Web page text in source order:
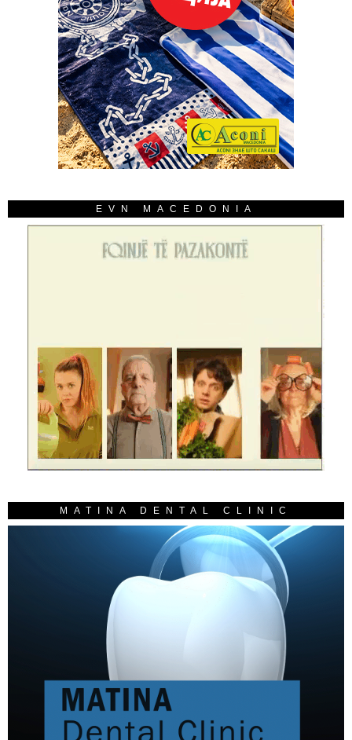
EVN MACEDONIA
MATINA DENTAL CLINIC